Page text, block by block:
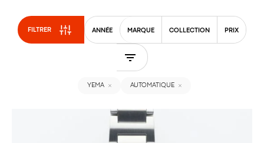
FILTRER ANNÉE MARQUE COLLECTION PRIX
YEMA AUTOMATIQUE